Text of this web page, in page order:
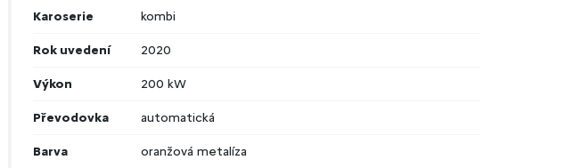
Karoserie kombi
Rok uvedení 2020
Výkon 200 kW
Převodovka automatická
Barva oranžová metalíza